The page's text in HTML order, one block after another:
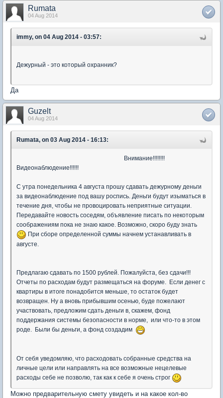
Rumata
04 Aug 2014
immy, on 04 Aug 2014 - 03:57:
Дежурный - это который охранник?
Да
Guzelt
04 Aug 2014
Rumata, on 03 Aug 2014 - 16:13:
Внимание!!!!!!!!
Видеонаблюдение!!!!!!
С утра понедельника 4 августа прошу сдавать дежурному деньги
за видеонаблюдение под вашу роспись. Деньги будут изыматься в
течение дня, чтобы не провоцировать неприятные ситуации.
Передавайте новость соседям, объявление писать по некоторым
соображениям пока не знаю какое. Возможно, скоро буду знать
При сборе определенной суммы начнем устанавливать в
августе.
Предлагаю сдавать по 1500 рублей. Пожалуйста, без сдачи!!!
Отчеты по расходам будут размещаться на форуме. Если денег с
квартиры в итоге понадобится меньше, то остаток будет
возвращен. Ну а вновь прибывшим осенью, буде пожелают
участвовать, предложим сдать деньги в, скажем, фонд
поддержания системы безопасности в норме, или что-то в этом
роде. Были бы деньги, а фонд создадим
От себя уведомляю, что расходовать собранные средства на
личные цели или направлять на все возможные нецелевые
расходы себе не позволю, так как к себе я очень строг
Можно предварительную смету увидеть и на какое кол-во